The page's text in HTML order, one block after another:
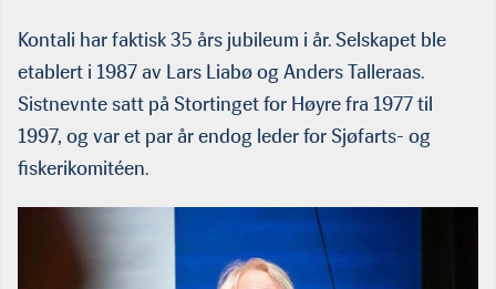
Kontali har faktisk 35 års jubileum i år. Selskapet ble
etablert i 1987 av Lars Liabø og Anders Talleraas.
Sistnevnte satt på Stortinget for Høyre fra 1977 til
1997, og var et par år endog leder for Sjøfarts- og
fiskerikomitéen.